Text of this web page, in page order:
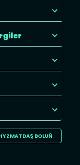
BOLUŇ